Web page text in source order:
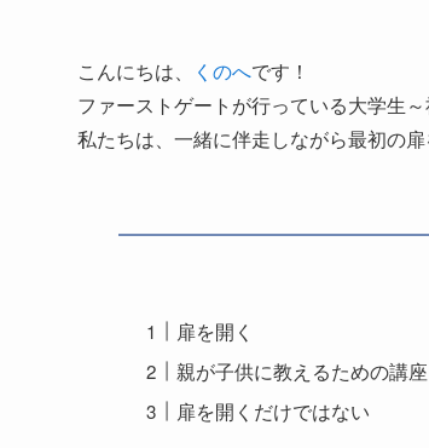
こんにちは、 くのへです！
ファーストゲートが行っている大学生
私たちは、一緒に伴走しながら最初の
扉を開く
親が子供に教えるための講座
扉を開くだけではない